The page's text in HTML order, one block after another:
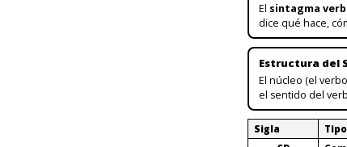
El sintagma
dice qué hace,
Estructura del
El núcleo (el
el sentido del
Sigla Tipo